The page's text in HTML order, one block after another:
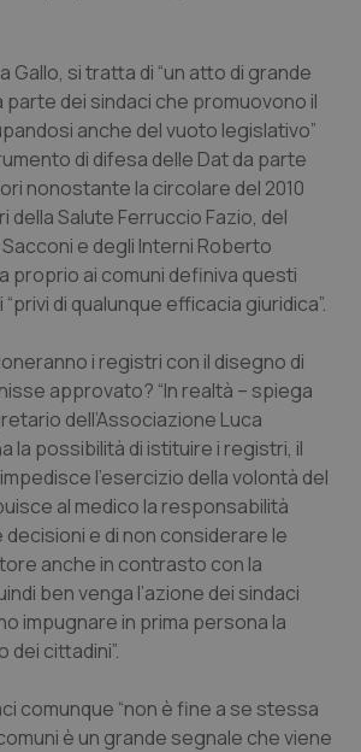
di Bolzano
& Rettocolite Ulcerosa
& patologie neurodegenerative
Gallo, si tratta di “un atto di grande
dei sindaci che promuovono il
anche del vuoto legislativo”
di difesa delle Dat da parte
nonostante la circolare del 2010
della Salute Ferruccio Fazio, del
e degli Interni Roberto
proprio ai comuni definiva questi
di qualunque efficacia giuridica”.
i registri con il disegno di
approvato? “In realtà – spiega
dell’Associazione Luca
la possibilità di istituire i registri, il
l’esercizio della volontà del
al medico la responsabilità
decisioni e di non considerare le
anche in contrasto con la
ben venga l’azione dei sindaci
impugnare in prima persona la
dei cittadini”.
comunque “non è fine a se stessa
è un grande segnale che viene